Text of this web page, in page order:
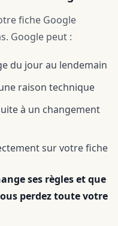
fiche Google
Google peut :
du jour au lendemain
raison technique
à un changement
sur votre fiche
ses règles et que
perdez toute votre